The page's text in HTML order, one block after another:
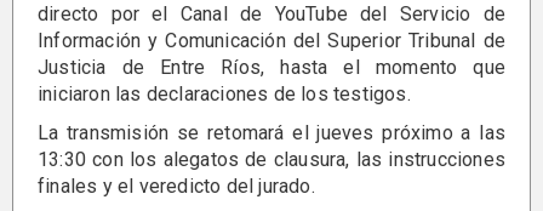
directo por el Canal de YouTube del Servicio de
Información y Comunicación del Superior Tribunal de
Justicia de Entre Ríos, hasta el momento que
iniciaron las declaraciones de los testigos.
La transmisión se retomará el jueves próximo a las
13:30 con los alegatos de clausura, las instrucciones
finales y el veredicto del jurado.